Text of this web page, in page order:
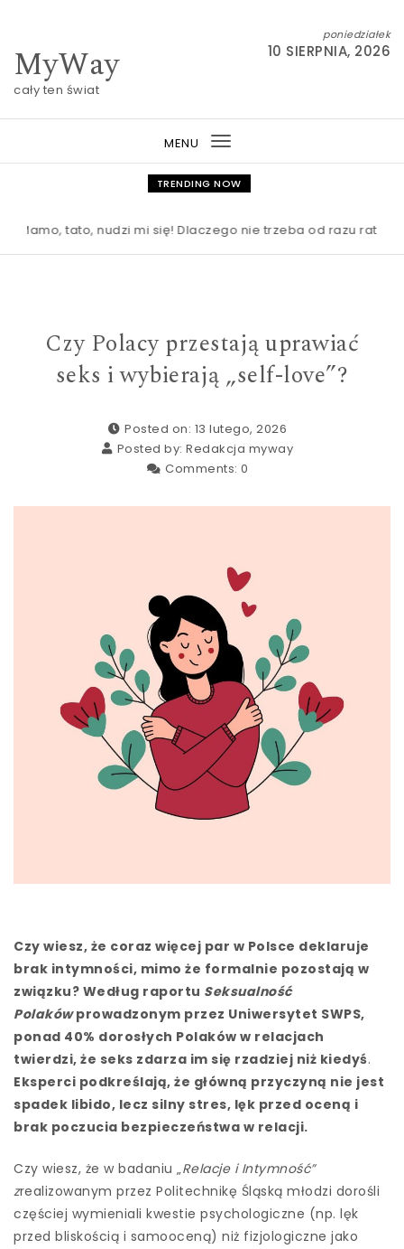
MyWay
cały ten świat
poniedziałek
10 SIERPNIA, 2026
MENU
Toggle
navigation
TRENDING NOW
tato, nudzi mi się! Dlaczego nie trzeba od razu ratować
Czy Polacy przestają uprawiać
seks i wybierają „self-love”?
Posted on: 13 lutego, 2026
Posted by: Redakcja myway
Comments: 0
Czy wiesz, że coraz więcej par w Polsce deklaruje
brak intymności, mimo że formalnie pozostają w
związku? Według raportu Seksualność
Polaków prowadzonym przez Uniwersytet SWPS,
ponad 40% dorosłych Polaków w relacjach
twierdzi, że seks zdarza im się rzadziej niż kiedyś.
Eksperci podkreślają, że główną przyczyną nie jest
spadek libido, lecz silny stres, lęk przed oceną i
brak poczucia bezpieczeństwa w relacji.
Czy wiesz, że w badaniu „Relacje i Intymność”
zrealizowanym przez Politechnikę Śląską młodzi dorośli
częściej wymieniali kwestie psychologiczne (np. lęk
przed bliskością i samooceną) niż fizjologiczne jako